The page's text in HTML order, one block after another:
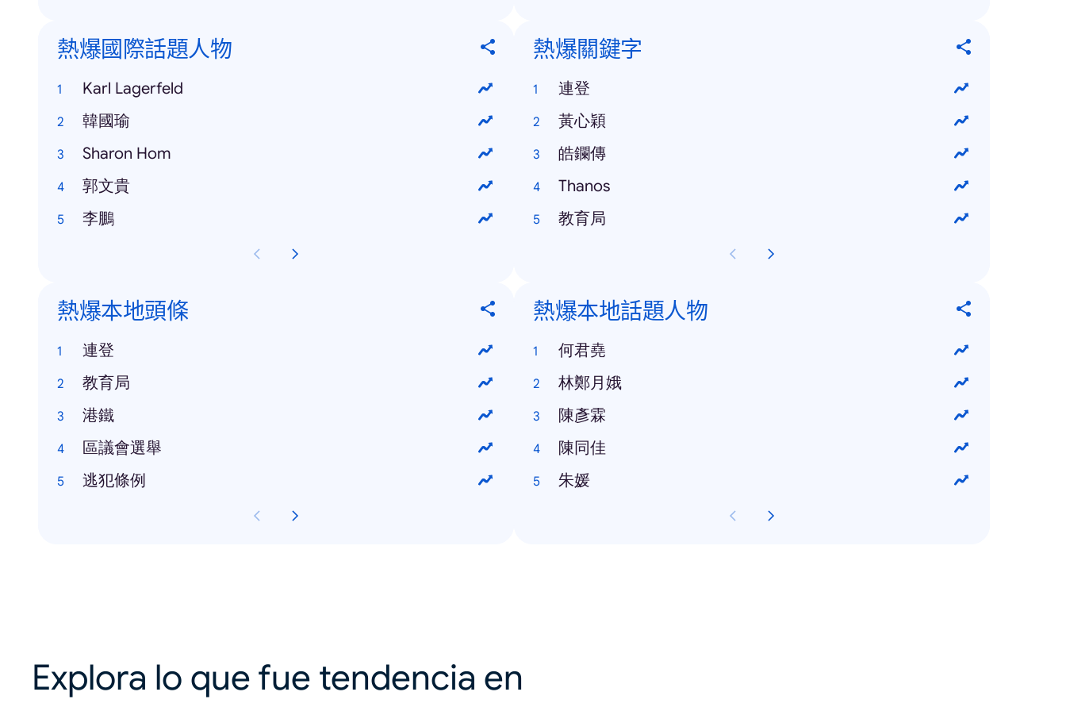
熱爆國際話題人物
Karl Lagerfeld
韓國瑜
Sharon Hom
郭文貴
李鵬
熱爆關鍵字
連登
黃心穎
皓鑭傳
Thanos
教育局
熱爆本地頭條
連登
教育局
港鐵
區議會選舉
逃犯條例
熱爆本地話題人物
何君堯
林鄭月娥
陳彥霖
陳同佳
朱媛
Explora lo que fue tendencia en